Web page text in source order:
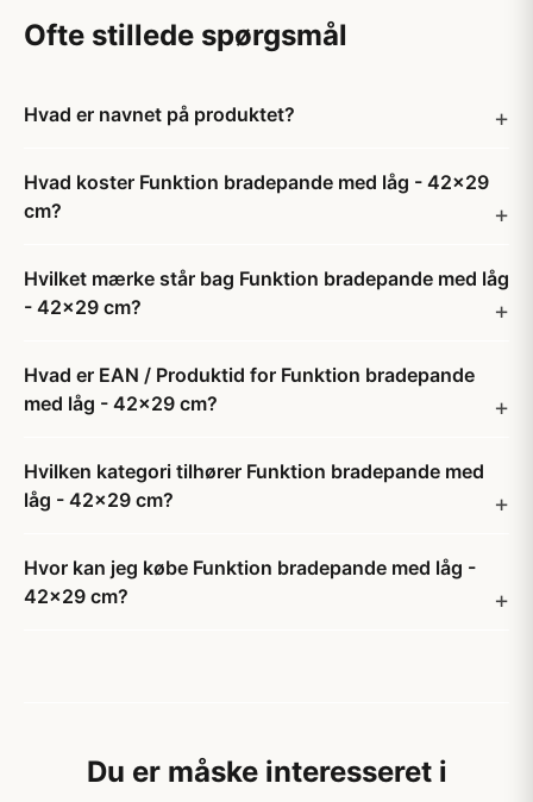
Ofte stillede spørgsmål
Hvad er navnet på produktet?
Hvad koster Funktion bradepande med låg - 42x29
cm?
Hvilket mærke står bag Funktion bradepande med låg
- 42x29 cm?
Hvad er EAN / Produktid for Funktion bradepande
med låg - 42x29 cm?
Hvilken kategori tilhører Funktion bradepande med
låg - 42x29 cm?
Hvor kan jeg købe Funktion bradepande med låg -
42x29 cm?
Du er måske interesseret i